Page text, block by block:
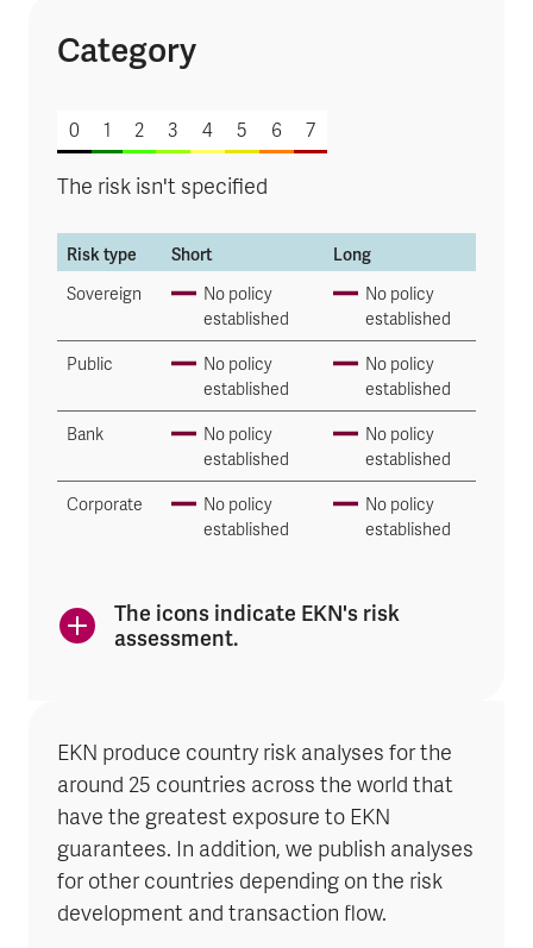
Category
of 7
0 1 2 3 4 5 6 7
The risk isn't specified
Risk type Short Long
Sovereign
No policy
established
No policy
established
Public
No policy
established
No policy
established
Bank
No policy
established
No policy
established
Corporate
No policy
established
No policy
established
The icons indicate EKN's risk
assessment.
EKN produce country risk analyses for the
around 25 countries across the world that
have the greatest exposure to EKN
guarantees. In addition, we publish analyses
for other countries depending on the risk
development and transaction flow.